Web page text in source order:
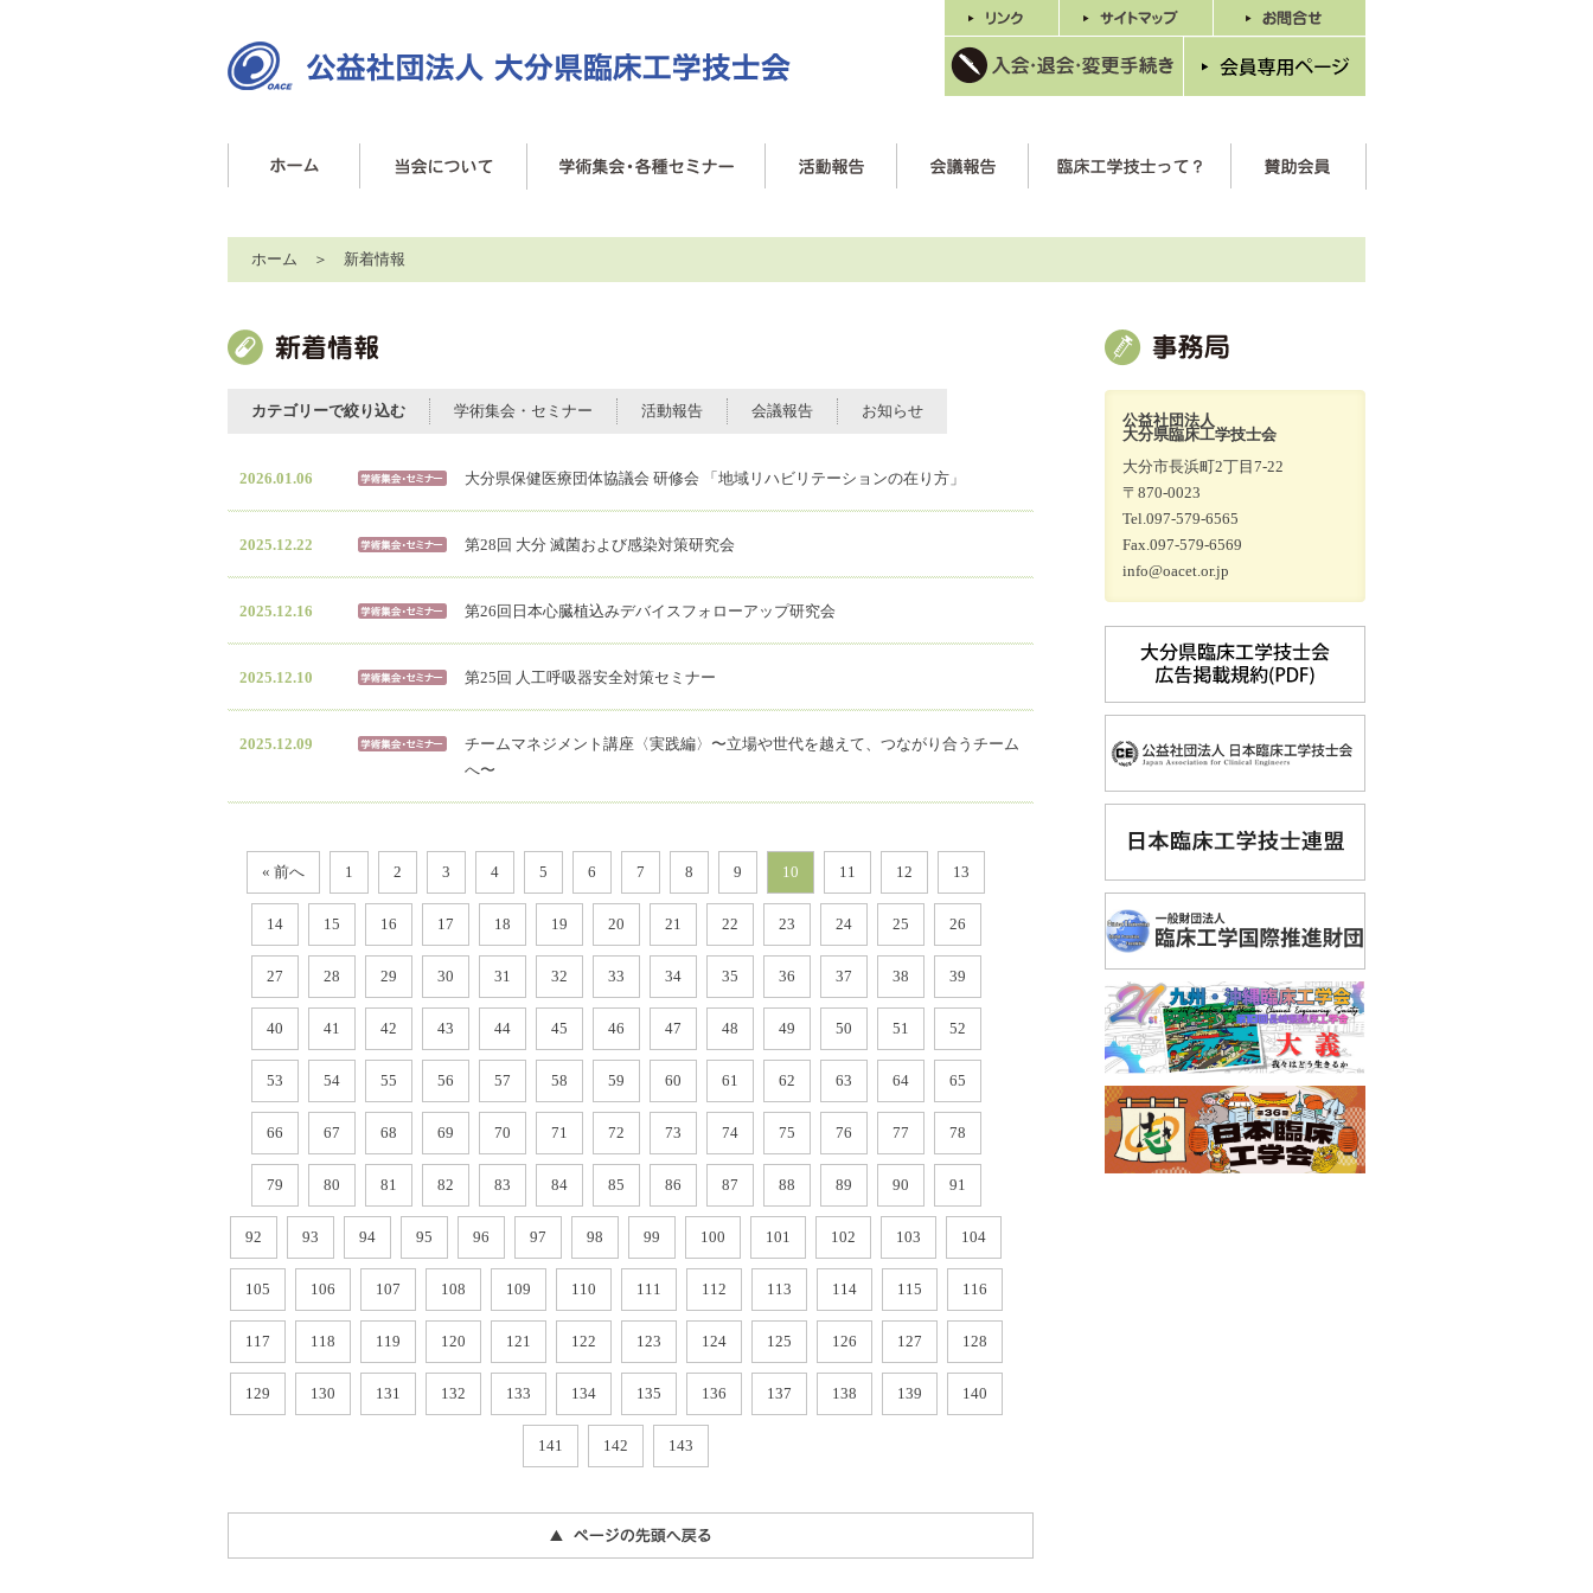
ホーム ＞ 新着情報
カテゴリーで絞り込む 学術集会・セミナー 活動報告 会議報告 お知らせ
2026.01.06 大分県保健医療団体協議会 研修会 「地域リハビリテーションの在り方」
2025.12.22 第28回 大分 滅菌および感染対策研究会
2025.12.16 第26回日本心臓植込みデバイスフォローアップ研究会
2025.12.10 第25回 人工呼吸器安全対策セミナー
2025.12.09
チームマネジメント講座〈実践編〉〜立場や世代を越えて、つながり合うチーム
へ〜
« 前へ 1 2 3 4 5 6 7 8 9 10 11 12 13
14 15 16 17 18 19 20 21 22 23 24 25 26
27 28 29 30 31 32 33 34 35 36 37 38 39
40 41 42 43 44 45 46 47 48 49 50 51 52
53 54 55 56 57 58 59 60 61 62 63 64 65
66 67 68 69 70 71 72 73 74 75 76 77 78
79 80 81 82 83 84 85 86 87 88 89 90 91
92 93 94 95 96 97 98 99 100 101 102 103 104
105 106 107 108 109 110 111 112 113 114 115 116
117 118 119 120 121 122 123 124 125 126 127 128
129 130 131 132 133 134 135 136 137 138 139 140
141 142 143
公益社団法人
大分県臨床工学技士会
大分市長浜町2丁目7-22
〒870-0023
Tel.097-579-6565
Fax.097-579-6569
info@oacet.or.jp